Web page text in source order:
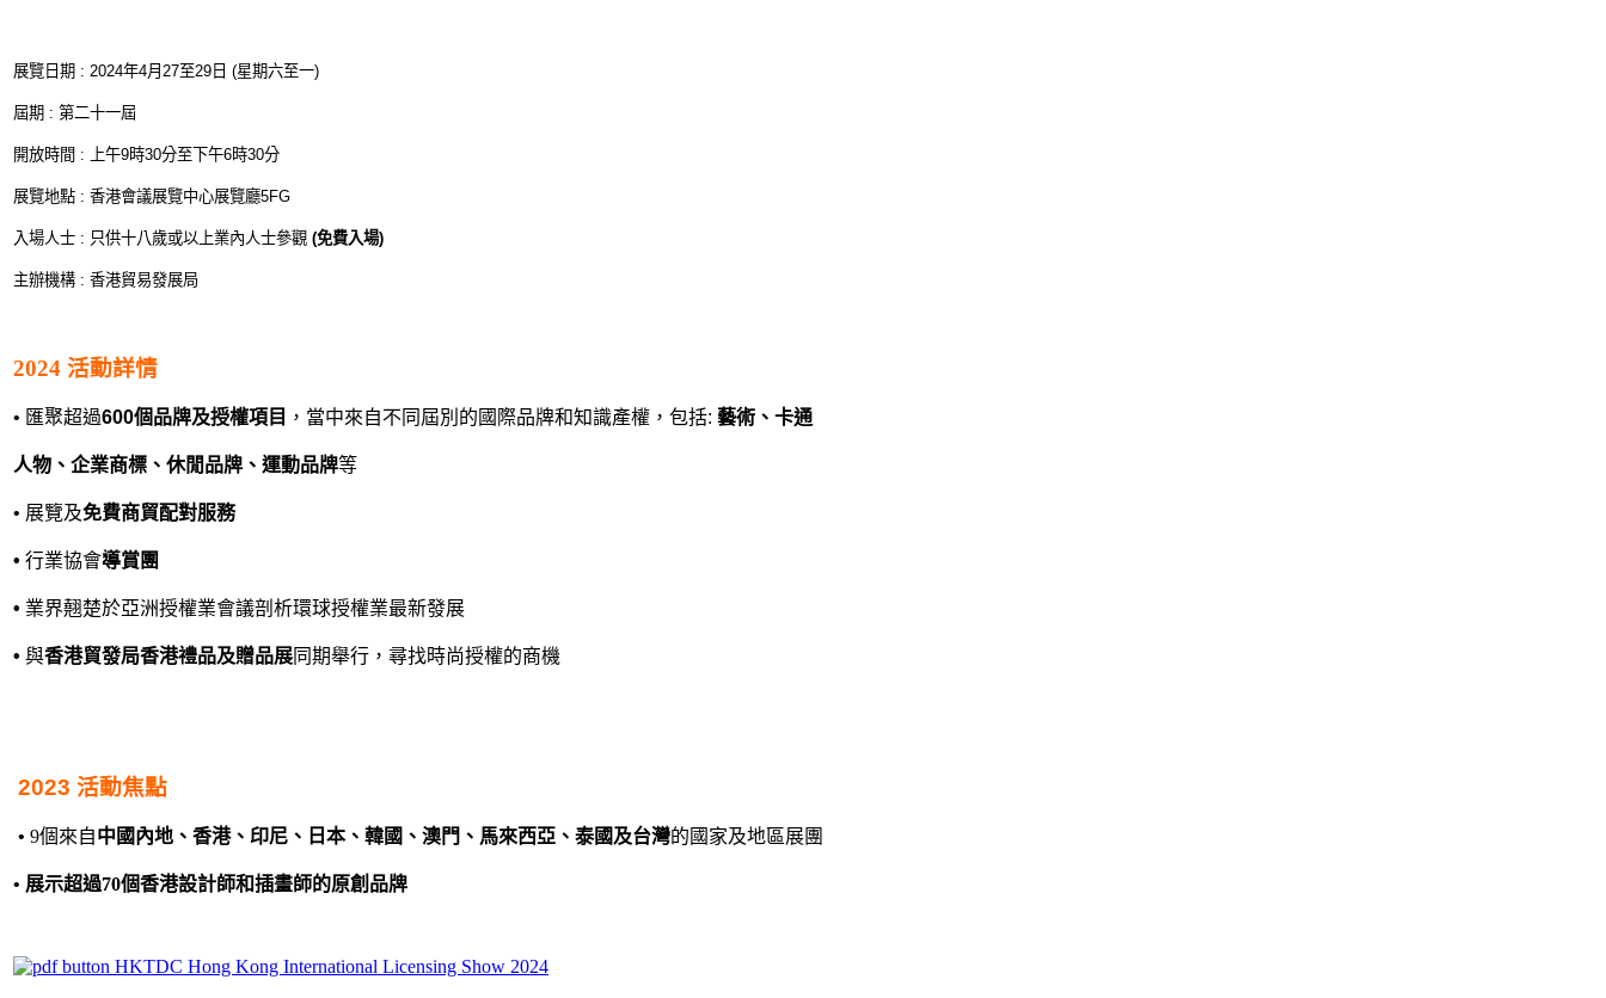
展覽日期 : 2024年4月27至29日 (星期六至一)
屆期 : 第二十一屆
開放時間 : 上午9時30分至下午6時30分
展覽地點 : 香港會議展覽中心展覽廳5FG
入場人士 : 只供十八歲或以上業內人士參觀 (免費入場)
主辦機構 : 香港貿易發展局
2024 活動詳情
• 匯聚超過600個品牌及授權項目 ，當中來自不同屆別的國際品牌和知識產權，包括: 藝術、 卡通
人物、 企業商標、休閒品牌、運動品牌等
• 展覽及免費商貿配對服務
• 行業協會導賞團
• 業界翹楚於亞洲授權業會議剖析環球授權業最新發展
• 與香港貿發局香港禮品及贈品展同期舉行，尋找時尚授權的商機
2023 活動焦點
• 9個來自中國內地、香港、印尼、日本、韓國、澳門、馬來西亞、泰國及台灣的國家及地區展團
• 展示超過70個香港設計師和插畫師的原創品牌
HKTDC Hong Kong International Licensing Show 2024